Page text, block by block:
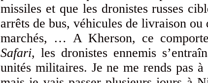
missiles et que les dronistes russes
arrêts de bus, véhicules de livraison
marchés, … A Kherson, ce
Safari, les dronistes ennemis
unités militaires. Je ne me rends pas